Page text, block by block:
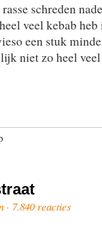
schreden
veel kebab
een stuk
niet zo heel
· 7.840 reacties